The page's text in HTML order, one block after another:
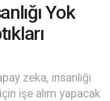
Yok
zeka, insanlığı
işe alım yapacak